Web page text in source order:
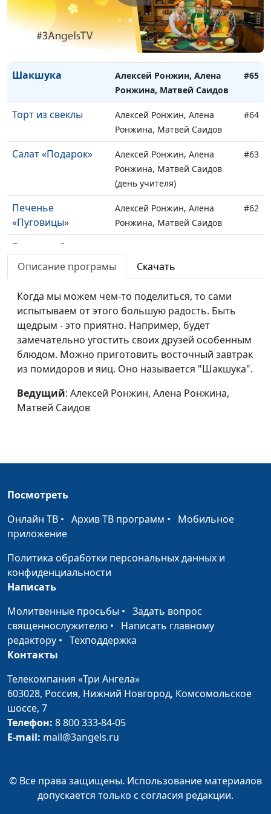
мамы
Ронжина, Лиза Богатская
С кем приятно
Алексей Ронжин, Алена
Ронжина, Лиза Самойлова
#66
Шакшука
Алексей Ронжин, Алена
Ронжина, Матвей Саидов
#65
Торт из свеклы
Алексей Ронжин, Алена
Ронжина, Матвей Саидов
#64
Салат «Подарок»
Алексей Ронжин, Алена
Ронжина, Матвей Саидов
(день учителя)
#63
Печенье
«Пуговицы»
Алексей Ронжин, Алена
Ронжина, Матвей Саидов
#62
Божья любовь -
для всех
Ронжина, Матвей Саидов
Ронжина, Матвей Саидов
(Рождество)
Божья забота
Алексей Ронжин, Алена
Ронжина, Миша Зорин
(экзамен)
#59
О вкусах не спорят
Алексей Ронжин, Алена
Зачем нужно
учиться?
Матвей Саидов, Алена
Про настоящих
мужчин
Матвей Саидов, Марк
Выбираем
Алена Ронжина, Марк
Половинко, Алексей Ронжин
Я люблю Родину
Алексей Ронжин, Алена
Окрошка
Алексей Ронжин, Алена
Ронжина, Лика Ронжина
Цимес
Алексей Ронжин, Алена
Котлеты из
овсянки
Алексей Ронжин, Алена
Ронжина, Матвей Саидов
#49
Описание програмы Скачать
Когда мы можем чем-то поделиться, то сами
испытываем от этого большую радость. Быть
щедрым - это приятно. Например, будет
замечательно угостить своих друзей особенным
блюдом. Можно приготовить восточный завтрак
из помидоров и яиц. Оно называется "Шакшука".
Ведущий: Алексей Ронжин, Алена Ронжина,
Матвей Саидов
Посмотреть
Онлайн ТВ • Архив ТВ программ • Мобильное
приложение
Политика обработки персональных данных и
конфиденциальности
Написать
Молитвенные просьбы • Задать вопрос
священнослужителю • Написать главному
редактору • Техподдержка
Контакты
Телекомпания «Три Ангела»
603028, Россия, Нижний Новгород, Комсомольское
шоссе, 7
Телефон: 8 800 333-84-05
E-mail: mail@3angels.ru
© Все права защищены. Использование материалов
допускается только с согласия редакции.